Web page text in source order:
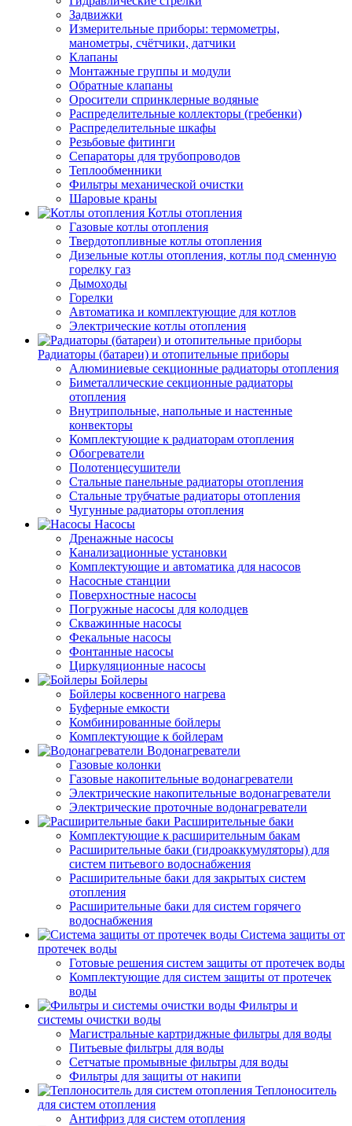
Задвижки
Измерительные приборы: термометры,
манометры, счётчики, датчики
Клапаны
Монтажные группы и модули
Обратные клапаны
Оросители спринклерные водяные
Распределительные коллекторы (гребенки)
Распределительные шкафы
Резьбовые фитинги
Сепараторы для трубопроводов
Теплообменники
Фильтры механической очистки
Шаровые краны
Котлы отопления
Газовые котлы отопления
Твердотопливные котлы отопления
Дизельные котлы отопления, котлы под сменную
горелку газ
Дымоходы
Горелки
Автоматика и комплектующие для котлов
Электрические котлы отопления
Радиаторы (батареи) и отопительные приборы
Алюминиевые секционные радиаторы отопления
Биметаллические секционные радиаторы
отопления
Внутрипольные, напольные и настенные
конвекторы
Комплектующие к радиаторам отопления
Обогреватели
Полотенцесушители
Стальные панельные радиаторы отопления
Стальные трубчатые радиаторы отопления
Чугунные радиаторы отопления
Насосы
Дренажные насосы
Канализационные установки
Комплектующие и автоматика для насосов
Насосные станции
Поверхностные насосы
Погружные насосы для колодцев
Скважинные насосы
Фекальные насосы
Фонтанные насосы
Циркуляционные насосы
Бойлеры
Бойлеры косвенного нагрева
Буферные емкости
Комбинированные бойлеры
Комплектующие к бойлерам
Водонагреватели
Газовые колонки
Газовые накопительные водонагреватели
Электрические накопительные водонагреватели
Электрические проточные водонагреватели
Расширительные баки
Комплектующие к расширительным бакам
Расширительные баки (гидроаккумуляторы) для
систем питьевого водоснабжения
Расширительные баки для закрытых систем
отопления
Расширительные баки для систем горячего
водоснабжения
Система защиты от
протечек воды
Готовые решения систем защиты от протечек воды
Комплектующие для систем защиты от протечек
воды
Фильтры и
системы очистки воды
Магистральные картриджные фильтры для воды
Питьевые фильтры для воды
Сетчатые промывные фильтры для воды
Фильтры для защиты от накипи
Теплоноситель
для систем отопления
Антифриз для систем отопления